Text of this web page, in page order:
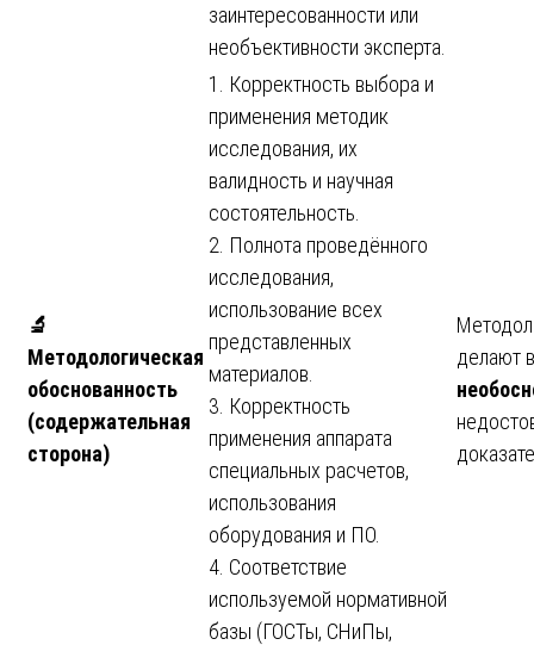
заинтересованности или
необъективности эксперта.
🔬
Методологическая
обоснованность
(содержательная
сторона)
1. Корректность выбора и
применения методик
исследования, их
валидность и научная
состоятельность.
2. Полнота проведённого
исследования,
использование всех
представленных
материалов.
3. Корректность
применения аппарата
специальных расчетов,
использования
оборудования и ПО.
4. Соответствие
используемой нормативной
базы (ГОСТы, СНиПы,
делают